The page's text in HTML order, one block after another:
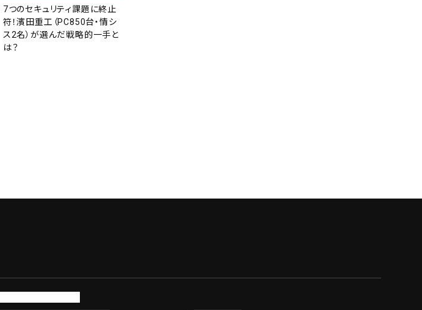
7つのセキュリティ課題に終止
符！濱田重工（PC850台・情シ
ス2名）が選んだ戦略的一手と
は？